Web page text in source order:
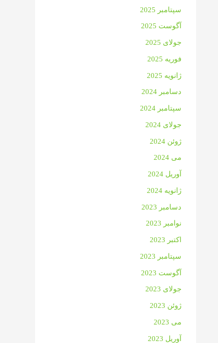
سپتامبر 2025
آگوست 2025
جولای 2025
فوریه 2025
ژانویه 2025
دسامبر 2024
سپتامبر 2024
جولای 2024
ژوئن 2024
می 2024
آوریل 2024
ژانویه 2024
دسامبر 2023
نوامبر 2023
اکتبر 2023
سپتامبر 2023
آگوست 2023
جولای 2023
ژوئن 2023
می 2023
آوریل 2023